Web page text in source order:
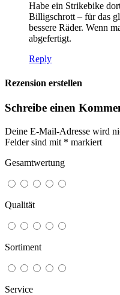
Habe ein Strikebike
Billigschrott – für das
bessere Räder. Wenn
abgefertigt.
Reply
Rezension erstellen
Schreibe einen
Deine E-Mail-Adresse wird
Felder sind mit * markiert
Gesamtwertung
Qualität
Sortiment
Service